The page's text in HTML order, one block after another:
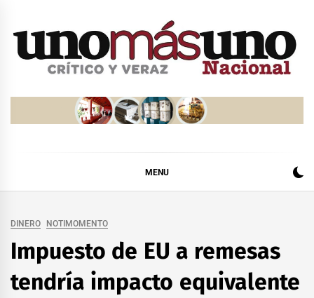
MENU
DINERO NOTIMOMENTO
Impuesto de EU a remesas
tendría impacto equivalente